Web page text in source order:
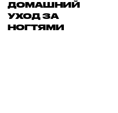
ДОМАШНИЙ
УХОД ЗА
НОГТЯМИ